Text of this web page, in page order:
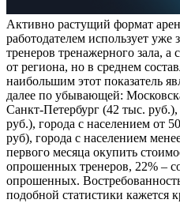
Активно растущий формат
работодателем использует уже
тренеров тренажерного зала, а
от региона, но в среднем
наибольшим этот показатель
далее по убывающей:
Санкт-Петербург (42 тыс.
руб.), города с населением от
руб), города с населением
первого месяца окупить
опрошенных тренеров, 22% –
опрошенных.
подобной статистики кажется